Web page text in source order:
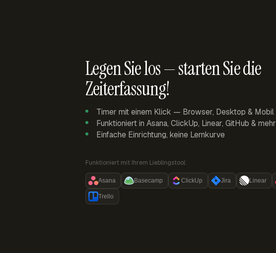
Legen Sie los — starten Sie die
Zeiterfassung!
Timer mit einem Klick — Browser, Desktop & Mobil
Funktioniert in Asana, ClickUp, Linear, GitHub & mehr
Einfache Einrichtung, keine Lernkurve
Funktioniert mit Ihrem Lieblingstool:
Asana Basecamp ClickUp Jira Linear
Trello